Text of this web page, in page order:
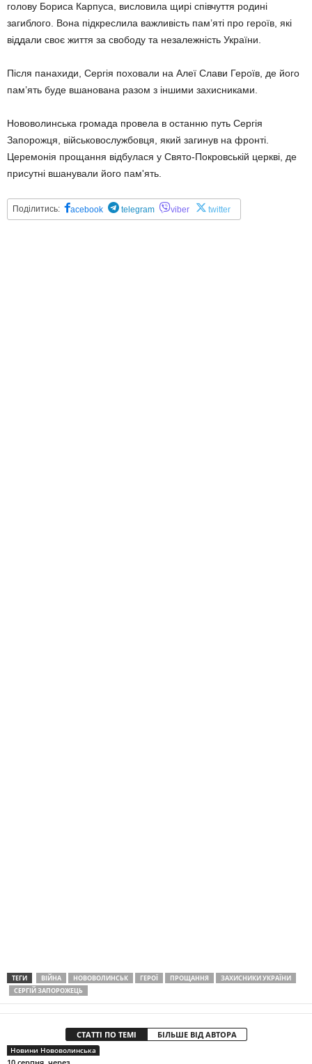
голову Бориса Карпуса, висловила щирі співчуття родині
загиблого. Вона підкреслила важливість пам’яті про героїв, які
віддали своє життя за свободу та незалежність України.
Після панахиди, Сергія поховали на Алеї Слави Героїв, де його
пам’ять буде вшанована разом з іншими захисниками.
Нововолинська громада провела в останню путь Сергія
Запорожця, військовослужбовця, який загинув на фронті.
Церемонія прощання відбулася у Свято-Покровській церкві, де
присутні вшанували його пам'ять.
Поділитись: acebook telegram viber twitter
ТЕГИ ВІЙНА НОВОВОЛИНСЬК ГЕРОЇ ПРОЩАННЯ
ЗАХИСНИКИ УКРАЇНИ
СЕРГІЙ ЗАПОРОЖЕЦЬ
СТАТТІ ПО ТЕМІ БІЛЬШЕ ВІД АВТОРА
Новини Нововолинська